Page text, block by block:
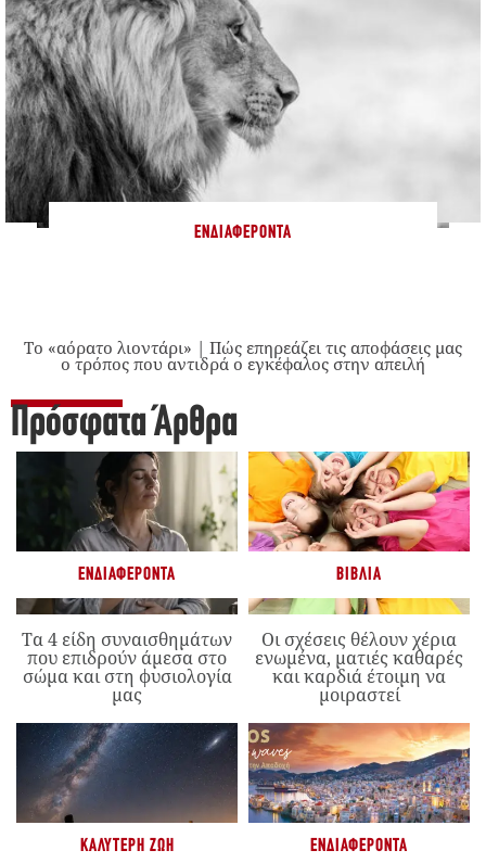
ΕΝΔΙΑΦΈΡΟΝΤΑ
Το «αόρατο λιοντάρι» | Πώς επηρεάζει τις αποφάσεις μας
ο τρόπος που αντιδρά ο εγκέφαλος στην απειλή
Πρόσφατα Άρθρα
ΕΝΔΙΑΦΈΡΟΝΤΑ
Τα 4 είδη συναισθημάτων
που επιδρούν άμεσα στο
σώμα και στη φυσιολογία
μας
ΒΙΒΛΊΑ
Οι σχέσεις θέλουν χέρια
ενωμένα, ματιές καθαρές
και καρδιά έτοιμη να
μοιραστεί
ΚΑΛΎΤΕΡΗ ΖΩΉ ΕΝΔΙΑΦΈΡΟΝΤΑ